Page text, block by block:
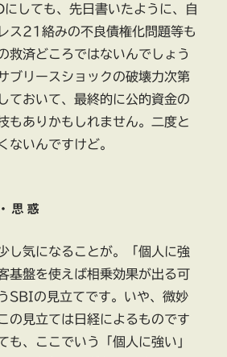
しても、先日書いたように、自
ス21絡みの不良債権化問題等も
救済どころではないんでしょう
ブリースショックの破壊力次第
ておいて、最終的に公的資金の
もありかもしれません。二度と
ないんですけど。
思惑
し気になることが。「個人に強
基盤を使えば相乗効果が出る可
SBIの見立てです。いや、微妙
の見立ては日経によるものです
も、ここでいう「個人に強い」